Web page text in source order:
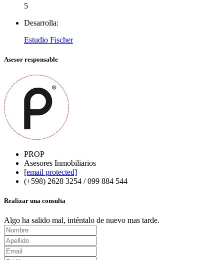
5
Desarrolla:
Estudio Fischer
Asesor responsable
PROP
Asesores Inmobiliarios
[email protected]
(+598) 2628 3254 / 099 884 544
Realizar una consulta
Algo ha salido mal, inténtalo de nuevo mas tarde.